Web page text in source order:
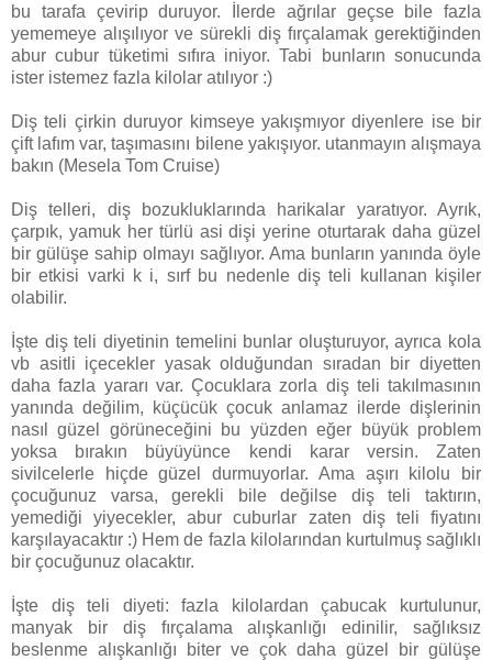
bu tarafa çevirip duruyor. İlerde ağrılar geçse bile fazla
yememeye alışılıyor ve sürekli diş fırçalamak gerektiğinden
abur cubur tüketimi sıfıra iniyor. Tabi bunların sonucunda
ister istemez fazla kilolar atılıyor :)
Diş teli çirkin duruyor kimseye yakışmıyor diyenlere ise bir
çift lafım var, taşımasını bilene yakışıyor. utanmayın alışmaya
bakın (Mesela Tom Cruise)
Diş telleri, diş bozukluklarında harikalar yaratıyor. Ayrık,
çarpık, yamuk her türlü asi dişi yerine oturtarak daha güzel
bir gülüşe sahip olmayı sağlıyor. Ama bunların yanında öyle
bir etkisi varki k i, sırf bu nedenle diş teli kullanan kişiler
olabilir.
İşte diş teli diyetinin temelini bunlar oluşturuyor, ayrıca kola
vb asitli içecekler yasak olduğundan sıradan bir diyetten
daha fazla yararı var. Çocuklara zorla diş teli takılmasının
yanında değilim, küçücük çocuk anlamaz ilerde dişlerinin
nasıl güzel görüneceğini bu yüzden eğer büyük problem
yoksa bırakın büyüyünce kendi karar versin. Zaten
sivilcelerle hiçde güzel durmuyorlar. Ama aşırı kilolu bir
çocuğunuz varsa, gerekli bile değilse diş teli taktırın,
yemediği yiyecekler, abur cuburlar zaten diş teli fiyatını
karşılayacaktır :) Hem de fazla kilolarından kurtulmuş sağlıklı
bir çocuğunuz olacaktır.
İşte diş teli diyeti: fazla kilolardan çabucak kurtulunur,
manyak bir diş fırçalama alışkanlığı edinilir, sağlıksız
beslenme alışkanlığı biter ve çok daha güzel bir gülüşe